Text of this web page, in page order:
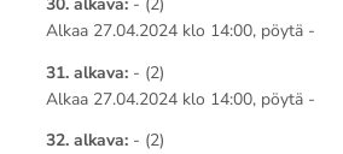
Alkaa 27.04.2024 klo 14:00, pöytä -
31. alkava:- (2)
Alkaa 27.04.2024 klo 14:00, pöytä -
32. alkava:- (2)